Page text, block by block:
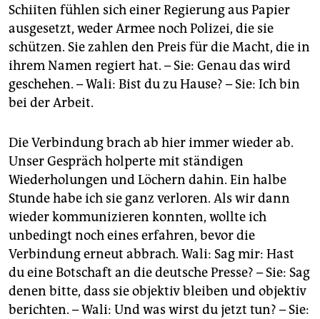
Schiiten fühlen sich einer Regierung aus Papier
ausgesetzt, weder Armee noch Polizei, die sie
schützen. Sie zahlen den Preis für die Macht, die in
ihrem Namen regiert hat. – Sie: Genau das wird
geschehen. – Wali: Bist du zu Hause? – Sie: Ich bin
bei der Arbeit.
Die Verbindung brach ab hier immer wieder ab.
Unser Gespräch holperte mit ständigen
Wiederholungen und Löchern dahin. Ein halbe
Stunde habe ich sie ganz verloren. Als wir dann
wieder kommunizieren konnten, wollte ich
unbedingt noch eines erfahren, bevor die
Verbindung erneut abbrach. Wali: Sag mir: Hast
du eine Botschaft an die deutsche Presse? – Sie: Sag
denen bitte, dass sie objektiv bleiben und objektiv
berichten. – Wali: Und was wirst du jetzt tun? – Sie: